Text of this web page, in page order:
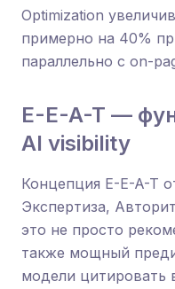
Optimization
примерно на 40%
параллельно с on-
E-E-A-T —
AI visibility
Концепция E-E-A-T
Экспертиза,
это не просто
также мощный
модели цитировать